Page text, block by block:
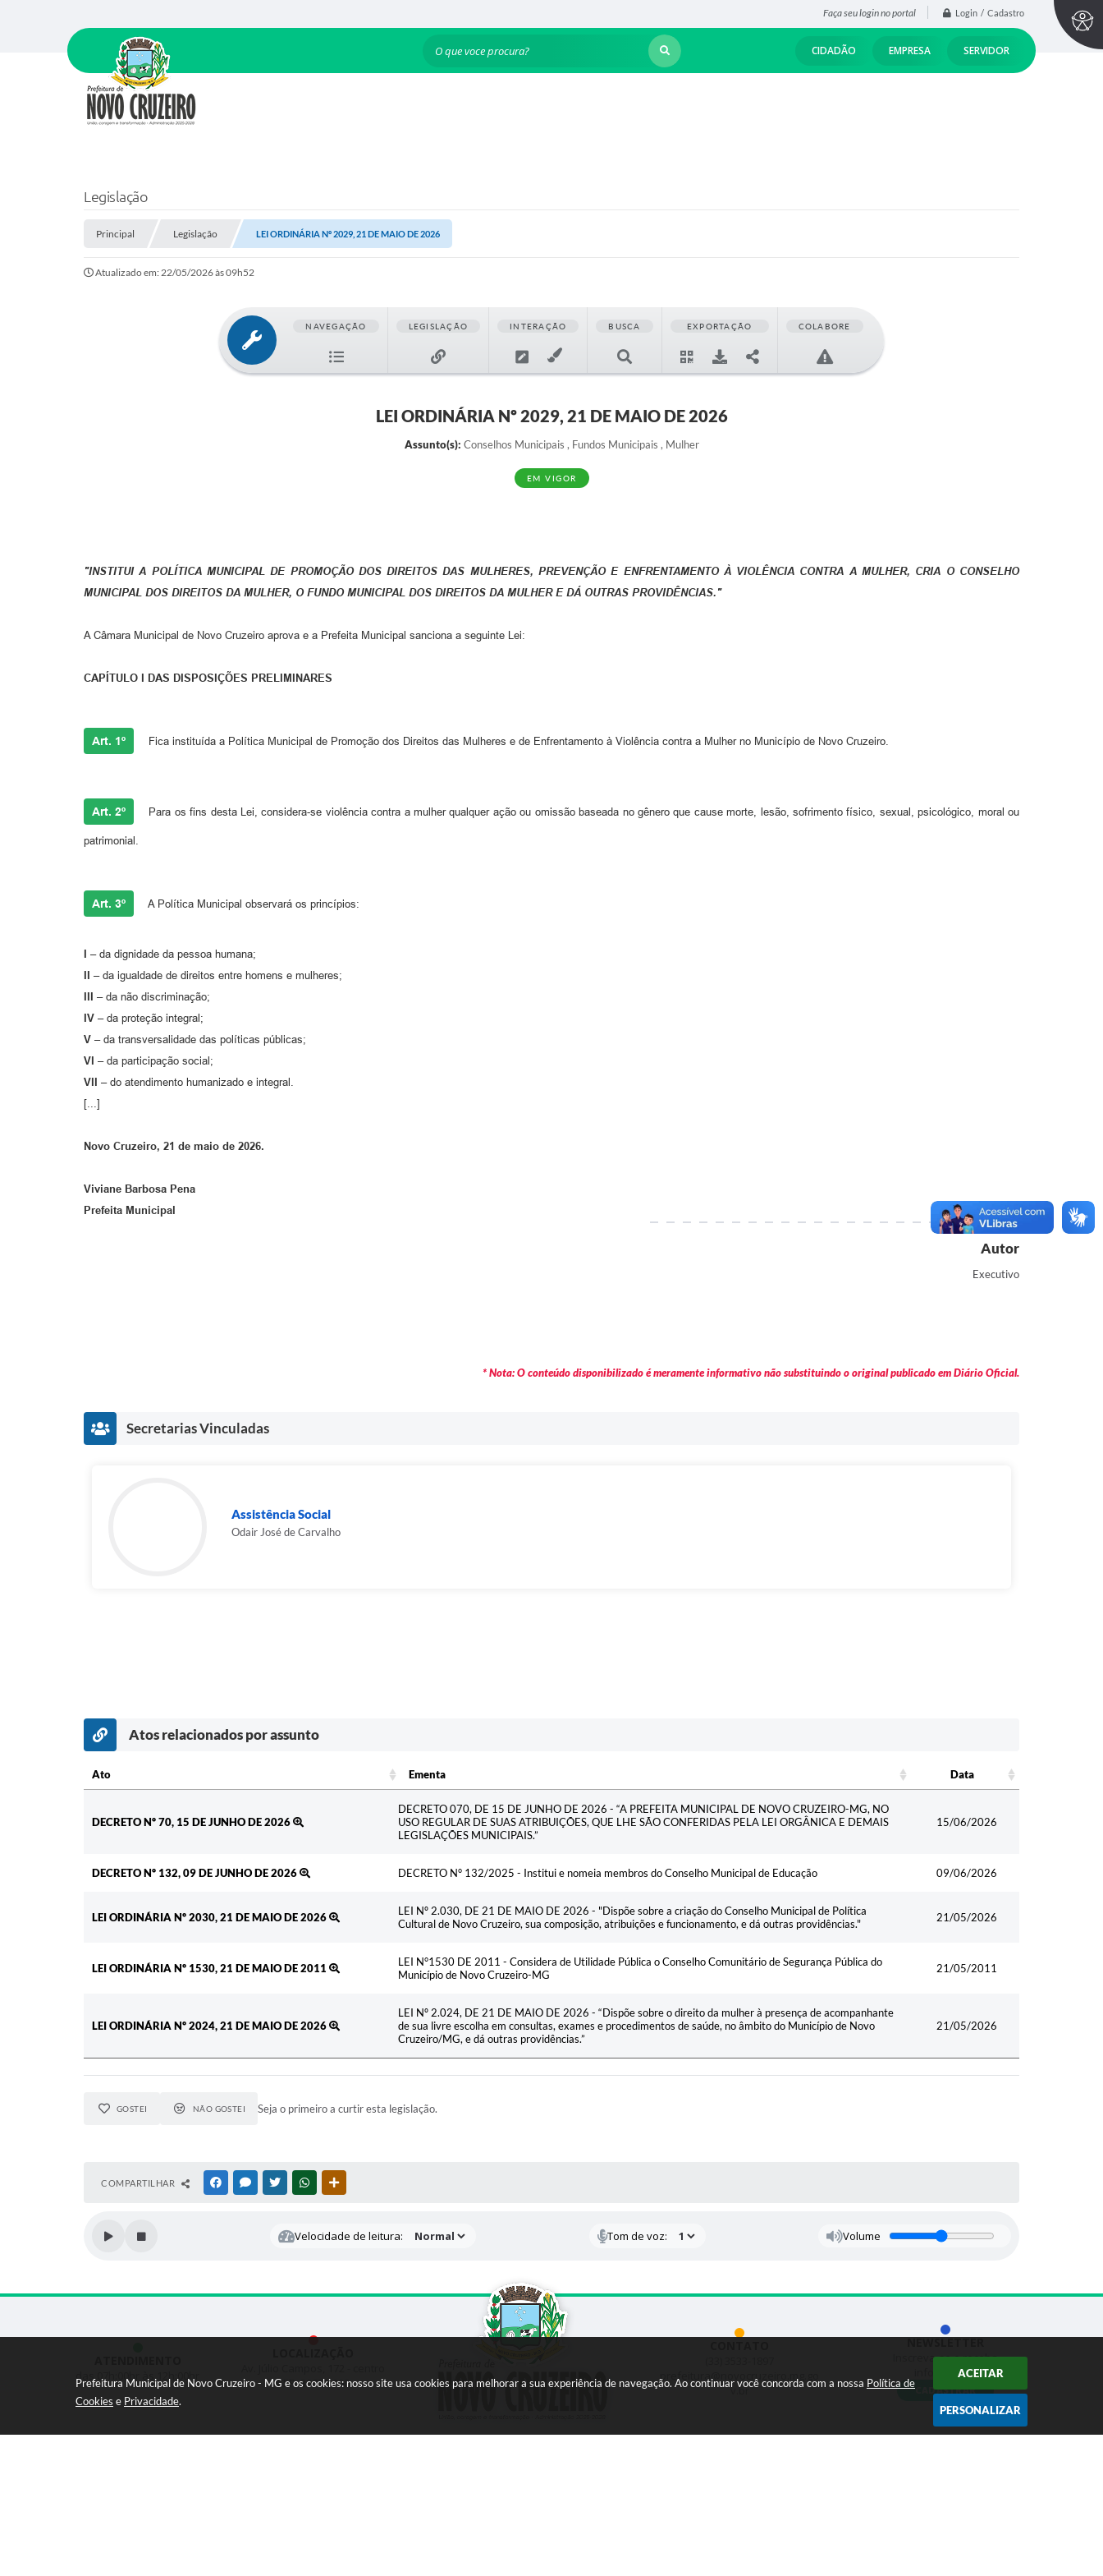
Prefeitura Municipal de Novo Cruzeiro - MG e os cookies: nosso site usa cookies para melhorar a sua experiência de navegação. Ao continuar você concorda com a nossa Política de
Cookies e Privacidade.
ACEITAR
PERSONALIZAR
Faça seu login no portal Login / Cadastro
O que voce procura? CIDADÃO EMPRESA SERVIDOR
Legislação
Principal Legislação LEI ORDINÁRIA Nº 2029, 21 DE MAIO DE 2026
Atualizado em: 22/05/2026 às 09h52
NAVEGAÇÃO LEGISLAÇÃO INTERAÇÃO BUSCA EXPORTAÇÃO COLABORE
LEI ORDINÁRIA Nº 2029, 21 DE MAIO DE 2026
Assunto(s): Conselhos Municipais , Fundos Municipais , Mulher
EM VIGOR
"INSTITUI A POLÍTICA MUNICIPAL DE PROMOÇÃO DOS DIREITOS DAS MULHERES, PREVENÇÃO E ENFRENTAMENTO À VIOLÊNCIA CONTRA A MULHER, CRIA O CONSELHO
MUNICIPAL DOS DIREITOS DA MULHER, O FUNDO MUNICIPAL DOS DIREITOS DA MULHER E DÁ OUTRAS PROVIDÊNCIAS."
A Câmara Municipal de Novo Cruzeiro aprova e a Prefeita Municipal sanciona a seguinte Lei:
CAPÍTULO I DAS DISPOSIÇÕES PRELIMINARES
Art. 1º Fica instituída a Política Municipal de Promoção dos Direitos das Mulheres e de Enfrentamento à Violência contra a Mulher no Município de Novo Cruzeiro.
Art. 2º Para os fins desta Lei, considera-se violência contra a mulher qualquer ação ou omissão baseada no gênero que cause morte, lesão, sofrimento físico, sexual, psicológico, moral ou
patrimonial.
Art. 3º A Política Municipal observará os princípios:
I –da dignidade da pessoa humana;
II – da igualdade de direitos entre homens e mulheres;
III –da não discriminação;
IV –da proteção integral;
V –da transversalidade das políticas públicas;
VI –da participação social;
VII –do atendimento humanizado e integral.
[...]
Novo Cruzeiro, 21 de maio de 2026.
Viviane Barbosa Pena
Prefeita Municipal
Autor
Executivo
* Nota: O conteúdo disponibilizado é meramente informativo não substituindo o original publicado em Diário Oficial.
Secretarias Vinculadas
Assistência Social
Odair José de Carvalho
Atos relacionados por assunto
Ato Ementa
Data
DECRETO Nº 70, 15 DE JUNHO DE 2026
DECRETO 070, DE 15 DE JUNHO DE 2026 - “A PREFEITA MUNICIPAL DE NOVO CRUZEIRO-MG, NO
USO REGULAR DE SUAS ATRIBUIÇÕES, QUE LHE SÃO CONFERIDAS PELA LEI ORGÂNICA E DEMAIS
LEGISLAÇÕES MUNICIPAIS.”
15/06/2026
DECRETO Nº 132, 09 DE JUNHO DE 2026 DECRETO N° 132/2025 - Institui e nomeia membros do Conselho Municipal de Educação 09/06/2026
LEI ORDINÁRIA Nº 2030, 21 DE MAIO DE 2026
LEI Nº 2.030, DE 21 DE MAIO DE 2026 - "Dispõe sobre a criação do Conselho Municipal de Política
Cultural de Novo Cruzeiro, sua composição, atribuições e funcionamento, e dá outras providências."
21/05/2026
LEI ORDINÁRIA Nº 1530, 21 DE MAIO DE 2011
LEI N°1530 DE 2011 - Considera de Utilidade Pública o Conselho Comunitário de Segurança Pública do
Município de Novo Cruzeiro-MG
21/05/2011
LEI ORDINÁRIA Nº 2024, 21 DE MAIO DE 2026
LEI Nº 2.024, DE 21 DE MAIO DE 2026 - “Dispõe sobre o direito da mulher à presença de acompanhante
de sua livre escolha em consultas, exames e procedimentos de saúde, no âmbito do Município de Novo
Cruzeiro/MG, e dá outras providências.”
21/05/2026
GOSTEI NÃO GOSTEI Seja o primeiro a curtir esta legislação.
COMPARTILHAR FACEBOOKMESSENGER
TWITTERWHATSAPP
Velocidade de leitura: Tom de voz: Volume
CEP: 39820-000
v.br
NEWSLETTER
Inscreva-se e receba
informativos
CADASTRAR